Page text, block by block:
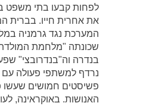
לפחות קבעו בתי משפט
את אחרית חייו. בברית
המערכת נגד גרמניה
שכונתה "מלחמת המולדת
בנדרה וה"בנדרובצי"
נרדף למשתפי פעולה עם
פשיסטים חמושים שעשו
האנושות. באוקראינה,